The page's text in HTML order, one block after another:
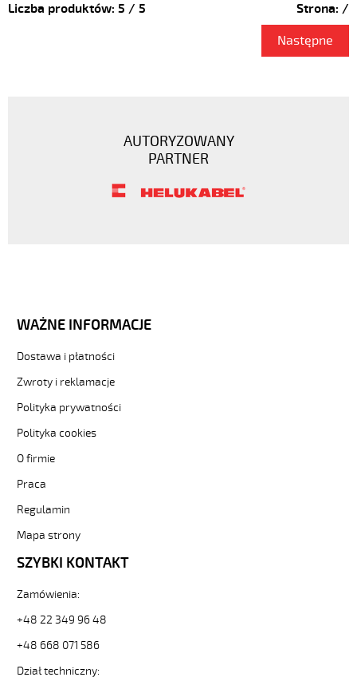
Liczba produktów: 5 / 5 Strona: /
Następne
AUTORYZOWANY
PARTNER
WAŻNE INFORMACJE
Dostawa i płatności
Zwroty i reklamacje
Polityka prywatności
Polityka cookies
O firmie
Praca
Regulamin
Mapa strony
SZYBKI KONTAKT
Zamówienia:
+48 22 349 96 48
+48 668 071 586
Dział techniczny: